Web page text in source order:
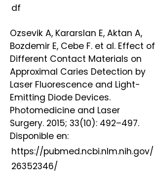
df
Ozsevik A, Kararslan E, Aktan A,
Bozdemir E, Cebe F. et al. Effect of
Different Contact Materials on
Approximal Caries Detection by
Laser Fluorescence and Light-
Emitting Diode Devices.
Photomedicine and Laser
Surgery. 2015; 33(10): 492–497.
Disponible en:
https://pubmed.ncbi.nlm.nih.gov/
26352346/